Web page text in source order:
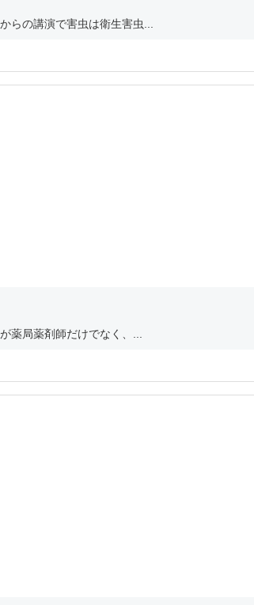
らの講演で害虫は衛生害虫...
薬局薬剤師だけでなく、...